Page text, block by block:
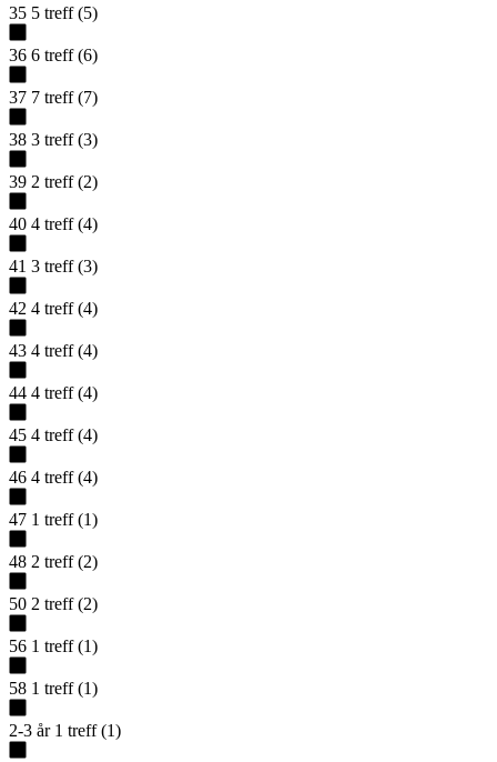
35 5 treff (5)
36 6 treff (6)
37 7 treff (7)
38 3 treff (3)
39 2 treff (2)
40 4 treff (4)
41 3 treff (3)
42 4 treff (4)
43 4 treff (4)
44 4 treff (4)
45 4 treff (4)
46 4 treff (4)
47 1 treff (1)
48 2 treff (2)
50 2 treff (2)
56 1 treff (1)
58 1 treff (1)
2-3 år 1 treff (1)